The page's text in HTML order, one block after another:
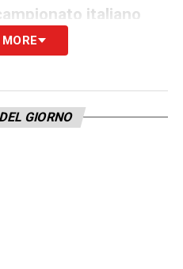
italiano
come
Of The Season
GIORNO